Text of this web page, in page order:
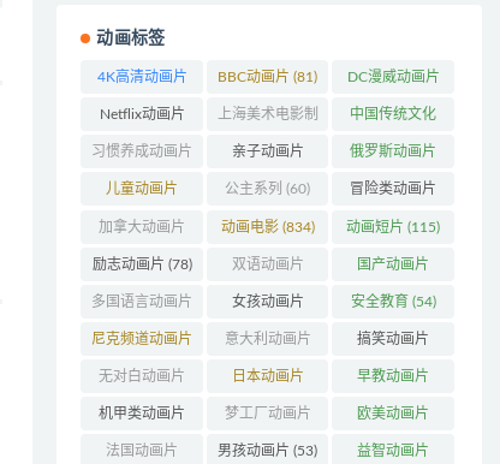
动画标签
4K高清动画片
(48)
BBC动画片 (81) DC漫威动画片
(104)
Netflix动画片
(240)
上海美术电影制
片厂(126)
中国传统文化
(63)
习惯养成动画片
(74)
亲子动画片
(396)
俄罗斯动画片
(56)
儿童动画片
(346)
公主系列 (60) 冒险类动画片
(1273)
加拿大动画片
(158)
动画电影(834) 动画短片 (115)
励志动画片 (78) 双语动画片
(220)
国产动画片
(1382)
多国语言动画片
(179)
女孩动画片
(162)
安全教育 (54)
尼克频道动画片
(83)
意大利动画片
(50)
搞笑动画片
(802)
无对白动画片
(78)
日本动画片
(319)
早教动画片
(405)
机甲类动画片
(207)
梦工厂动画片
(155)
欧美动画片
(996)
法国动画片 男孩动画片 (53) 益智动画片